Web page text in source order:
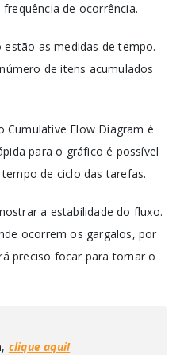
de ocorrência.
as medidas de tempo.
de itens acumulados
Cumulative Flow Diagram é
para o gráfico é possível
de ciclo das tarefas.
a estabilidade do fluxo.
ocorrem os gargalos, por
preciso focar para tornar o
clique aqui!